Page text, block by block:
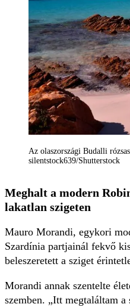
Az olaszországi Budalli
silentstock639/Shutterstock
Meghalt a modern
lakatlan szigeten
Mauro Morandi, egykori
Szardínia partjainál fekvő
beleszeretett a sziget
Morandi annak szentelte
szemben. „Itt megtaláltam